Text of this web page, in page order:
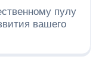
пулу
вашего